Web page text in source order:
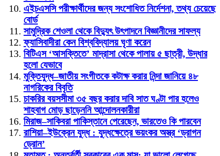
এইচএসসি পরীক্ষার্থীদের জন্য সংশোধিত নির্দেশনা, তথ্য চেয়েছে
বোর্ড
সামুদ্রিক শেওলা থেকে বিদ্যুৎ উৎপাদনে বিজ্ঞানীদের সাফল্য
ফ্যাসিবাদীরা কেন বিশ্ববিদ্যালয় ঘৃণা করেন
বিটিএস ‘আসক্তিতে’ মাদ্রাসা থেকে পালায় ৫ ছাত্রী, উদ্ধার
হলো যেভাবে
মুক্তিযুদ্ধ–জাতীয় সংগীতকে কটাক্ষ করার নিন্দা জানিয়ে ৪৮
নাগরিকের বিবৃতি
চাকরির বয়সসীমা ৩৫ বছর করার দাবি সাত ঘণ্টা পার হলেও
শাহবাগ মোড় ছাড়েননি আন্দোলনকারীরা
মিরাজ–সাকিবরা পাকিস্তানে পেরেছেন, ভারতেও কি পারবেন
রাশিয়া–ইউক্রেন যুদ্ধ : যুদ্ধক্ষেত্রে ভয়ংকর অস্ত্র ‘ড্রাগন
ড্রোন’